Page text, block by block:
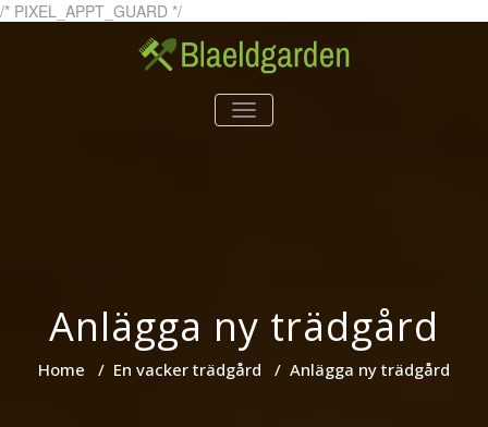
/* PIXEL_APPT_GUARD */Skip
content
blaeldgarden.seblaeldgarden.se – Allt du
vill veta om trädgård
TOGGLE
NAVIGATION
Anlägga ny trädgård
Home / En vacker trädgård / Anlägga ny trädgård